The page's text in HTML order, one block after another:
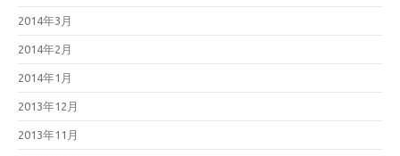
2014年3月
2014年2月
2014年1月
2013年12月
2013年11月